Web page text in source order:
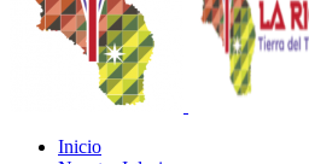
Inicio